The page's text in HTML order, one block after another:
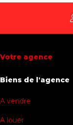
Nombre de salles
Terrasse
Surface habitable
Disponibilité
Votre agence
Biens de l'agence
A vendre
A louer